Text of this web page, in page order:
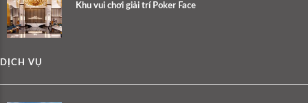
Khu vui chơi giải trí Poker Face
DỊCH VỤ